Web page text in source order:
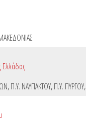
Ελλάδας
,Π.Υ. ΝΑΥΠΑΚΤΟΥ,Π.Υ. ΠΥΡΓΟΥ,